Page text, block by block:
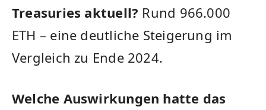
Treasuries aktuell? Rund 966.000
ETH – eine deutliche Steigerung im
Vergleich zu Ende 2024.
Welche Auswirkungen hatte das